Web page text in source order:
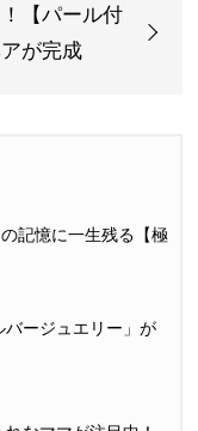
【パール付
が完成
記憶に一生残る【極
ージュエリー」が